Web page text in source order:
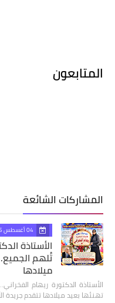
المتابعون
المشاركات الشائعة
04 أغسطس 2026
الأستاذة
تُلهم
ميلادها
الأستاذة الدكتورة ريهام
تهنئها بعيد ميلادها تتقدم جريدة